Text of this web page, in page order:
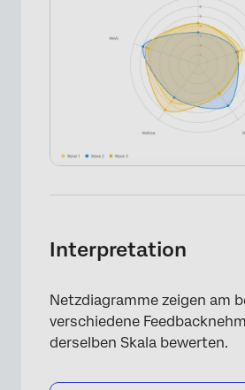
Interpretation
Netzdiagramme zeigen am
verschiedene
derselben Skala bewerten.